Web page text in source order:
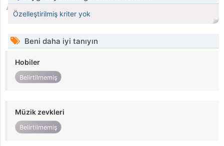
Özelleştirilmiş kriter yok
Beni daha iyi tanıyın
Hobiler
Belirtilmemiş
Müzik zevkleri
Belirtilmemiş